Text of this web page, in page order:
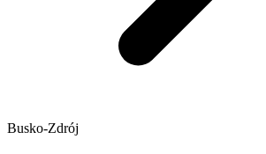
Busko-Zdrój